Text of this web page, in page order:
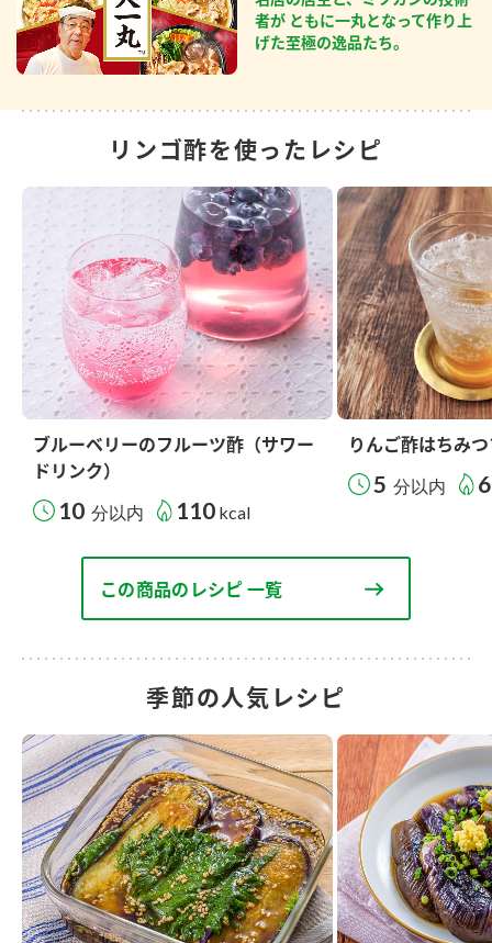
者が ともに一丸となって作り上
げた至極の逸品たち。
リンゴ酢を使ったレシピ
ブルーベリーのフルーツ酢（サワー
ドリンク）
10 分以内 110 kcal
りんご酢はちみ
5 分以内
この商品のレシピ 一覧
季節の人気レシピ